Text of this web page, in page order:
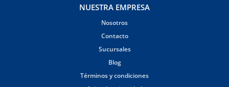
NUESTRA EMPRESA
Nosotros
Contacto
Sucursales
Blog
Términos y condiciones